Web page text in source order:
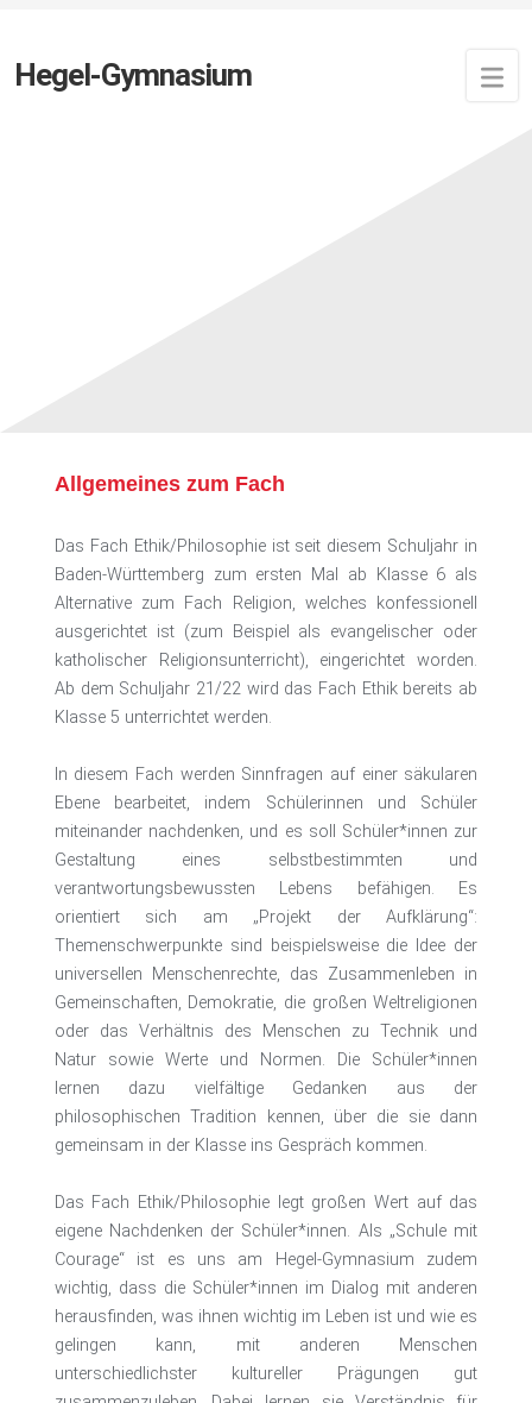
Hegel-Gymnasium
Allgemeines zum Fach
Das Fach Ethik/Philosophie ist seit diesem Schuljahr in
Baden-Württemberg zum ersten Mal ab Klasse 6 als
Alternative zum Fach Religion, welches konfessionell
ausgerichtet ist (zum Beispiel als evangelischer oder
katholischer Religionsunterricht), eingerichtet worden.
Ab dem Schuljahr 21/22 wird das Fach Ethik bereits ab
Klasse 5 unterrichtet werden.
In diesem Fach werden Sinnfragen auf einer säkularen
Ebene bearbeitet, indem Schülerinnen und Schüler
miteinander nachdenken, und es soll Schüler*innen zur
Gestaltung eines selbstbestimmten und
verantwortungsbewussten Lebens befähigen. Es
orientiert sich am „Projekt der Aufklärung“:
Themenschwerpunkte sind beispielsweise die Idee der
universellen Menschenrechte, das Zusammenleben in
Gemeinschaften, Demokratie, die großen Weltreligionen
oder das Verhältnis des Menschen zu Technik und
Natur sowie Werte und Normen. Die Schüler*innen
lernen dazu vielfältige Gedanken aus der
philosophischen Tradition kennen, über die sie dann
gemeinsam in der Klasse ins Gespräch kommen.
Das Fach Ethik/Philosophie legt großen Wert auf das
eigene Nachdenken der Schüler*innen. Als „Schule mit
Courage“ ist es uns am Hegel-Gymnasium zudem
wichtig, dass die Schüler*innen im Dialog mit anderen
herausfinden, was ihnen wichtig im Leben ist und wie es
gelingen kann, mit anderen Menschen
unterschiedlichster kultureller Prägungen gut